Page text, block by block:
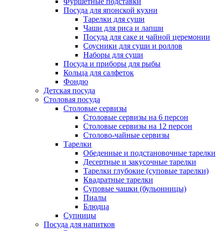
Посуда для японской кухни
Тарелки для суши
Чаши для риса и лапши
Посуда для саке и чайной церемонии
Соусники для суши и роллов
Наборы для суши
Посуда и приборы для рыбы
Кольца для салфеток
Фондю
Детская посуда
Столовая посуда
Столовые сервизы
Столовые сервизы на 6 персон
Столовые сервизы на 12 персон
Столово-чайные сервизы
Тарелки
Обеденные и подстановочные тарелки
Десертные и закусочные тарелки
Тарелки глубокие (суповые тарелки)
Квадратные тарелки
Суповые чашки (бульонницы)
Пиалы
Блюдца
Супницы
Посуда для напитков